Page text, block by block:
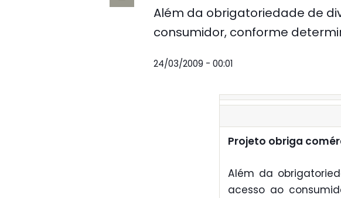
Além da obrigatoriedade de
consumidor, conforme
24/03/2009 - 00:01
Projeto obriga
Além da
acesso ao